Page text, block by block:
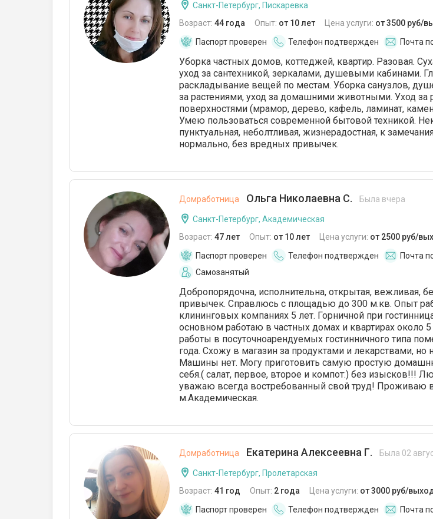
Санкт-Петербург, Пискаревка
Возраст: 44 года Опыт: от 10 лет Цена услуги: от 3500 руб/
Паспорт проверен
Телефон подтвержден Почта
Уборка частных домов, коттеджей, квартир. Разовая.
уход за сантехникой, зеркалами, душевыми кабинами.
раскладывание вещей по местам. Уборка санузлов,
за растениями, уход за домашними животными. Уход за
поверхностями (мрамор, дерево, кафель, ламинат,
Умею пользоваться современной бытовой техникой.
пунктуальная, неболтливая, жизнерадостная, к
нормально, без вредных привычек.
Домработница Ольга Николаевна С. Была вчера
Санкт-Петербург, Академическая
Возраст: 47 лет Опыт: от 10 лет Цена услуги: от 2500 руб/
Паспорт проверен
Телефон подтвержден
Почта
Самозанятый
Добропорядочна, исполнительна, открытая, вежливая,
привычек. Справлюсь с площадью до 300 м.кв. Опыт
клининговых компаниях 5 лет. Горничной при
основном работаю в частных домах и квартирах около 5
работы в посуточноарендуемых гостинничного типа
года. Схожу в магазин за продуктами и лекарствами, но
Машины нет. Могу приготовить самую простую
себя.( салат, первое, второе и компот:) без изысков!!!
уважаю всегда востребованный свой труд! Проживаю
м.Академическая.
Домработница Екатерина Алексеевна Г. Была 02
Санкт-Петербург, Пролетарская
Возраст: 41 год Опыт: 2 года Цена услуги: от 3000 руб/
Паспорт проверен
Телефон подтвержден
Почта